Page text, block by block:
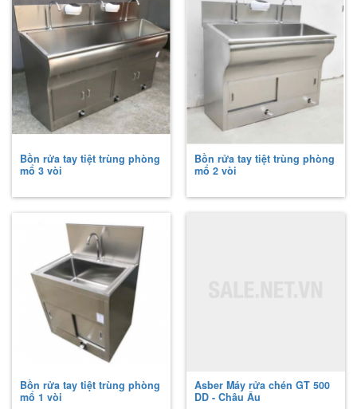
Bồn rửa tay tiệt trùng phòng
mổ 3 vòi
Bồn rửa tay tiệt trùng phòng
mổ 2 vòi
Bồn rửa tay tiệt trùng phòng
mổ 1 vòi
Asber Máy rửa chén GT 500
DD - Châu Âu